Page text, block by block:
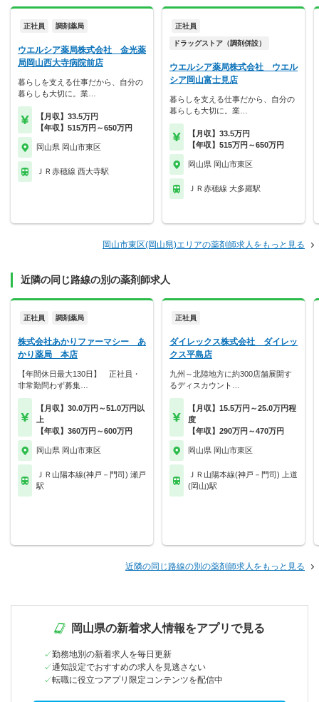
正社員 調剤薬局
ウエルシア薬局株式会社 金光薬
局岡山西大寺病院前店
暮らしを支える仕事だから、自分の
暮らしも大切に。業…
【月収】33.5万円
【年収】515万円～650万円
岡山県 岡山市東区
ＪＲ赤穂線 西大寺駅
正社員
ドラッグストア（調剤併設）
ウエルシア薬局株式会社 ウエル
シア岡山富士見店
暮らしを支える仕事だから、自分の
暮らしも大切に。業…
【月収】33.5万円
【年収】515万円～650万円
岡山県 岡山市東区
ＪＲ赤穂線 大多羅駅
岡山市東区(岡山県)エリアの薬剤師求人をもっと見る
近隣の同じ路線の別の薬剤師求人
正社員 調剤薬局
株式会社あかりファーマシー あ
かり薬局 本店
【年間休日最大130日】 正社員・
非常勤問わず募集…
【月収】30.0万円～51.0万円以
上
【年収】360万円～600万円
岡山県 岡山市東区
ＪＲ山陽本線(神戸－門司) 瀬戸
駅
正社員
ダイレックス株式会社 ダイレッ
クス平島店
九州～北陸地方に約300店舗展開す
るディスカウント…
【月収】15.5万円～25.0万円程
度
【年収】290万円～470万円
岡山県 岡山市東区
ＪＲ山陽本線(神戸－門司) 上道
(岡山)駅
近隣の同じ路線の別の薬剤師求人をもっと見る
岡山県の新着求人情報をアプリで見る
勤務地別の新着求人を毎日更新
通知設定でおすすめの求人を見逃さない
転職に役立つアプリ限定コンテンツを配信中